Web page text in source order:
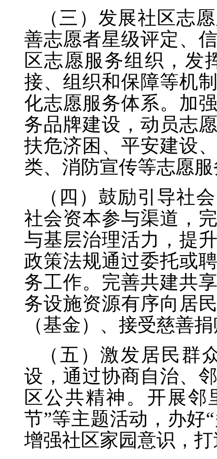
（三）发展社区志
善志愿者星级评定、
区志愿服务组织，发
接、组织和保障等机
化志愿服务体系。加
务品牌建设，动员志
扶危济困、平安建设
类、消防宣传等志愿
（四）鼓励引导社
社会资本参与渠道，
与基层治理活力，提
政策法规通过委托或
务工作。完善共建共
务设施资源有序向居
（基金）、接受慈善
（五）激发居民群
设，通过协商自治、
区公共精神。开展
节”等主题活动，办好
增强社区家园意识，